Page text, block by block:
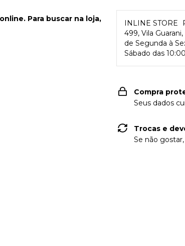
Para buscar na loja,
INLINE STORE
499, Vila
de Segunda à
Sábado das
Compra
Seus dados
Trocas e
Se não